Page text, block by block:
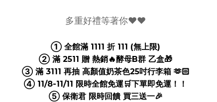
多重好禮等著你❤️❤️
① 全館滿 1111 折 111 (無上限)
② 滿 2511 贈 熱銷🔥酵母B群 乙盒🎁
③ 滿 3111 再抽 高顏值奶茶色25吋行李箱 🫶🏻
④ 11/8-11/11 限時全館免運🛒下單即免運！！
⑤ 保衛君 限時回饋 買三送一🎉